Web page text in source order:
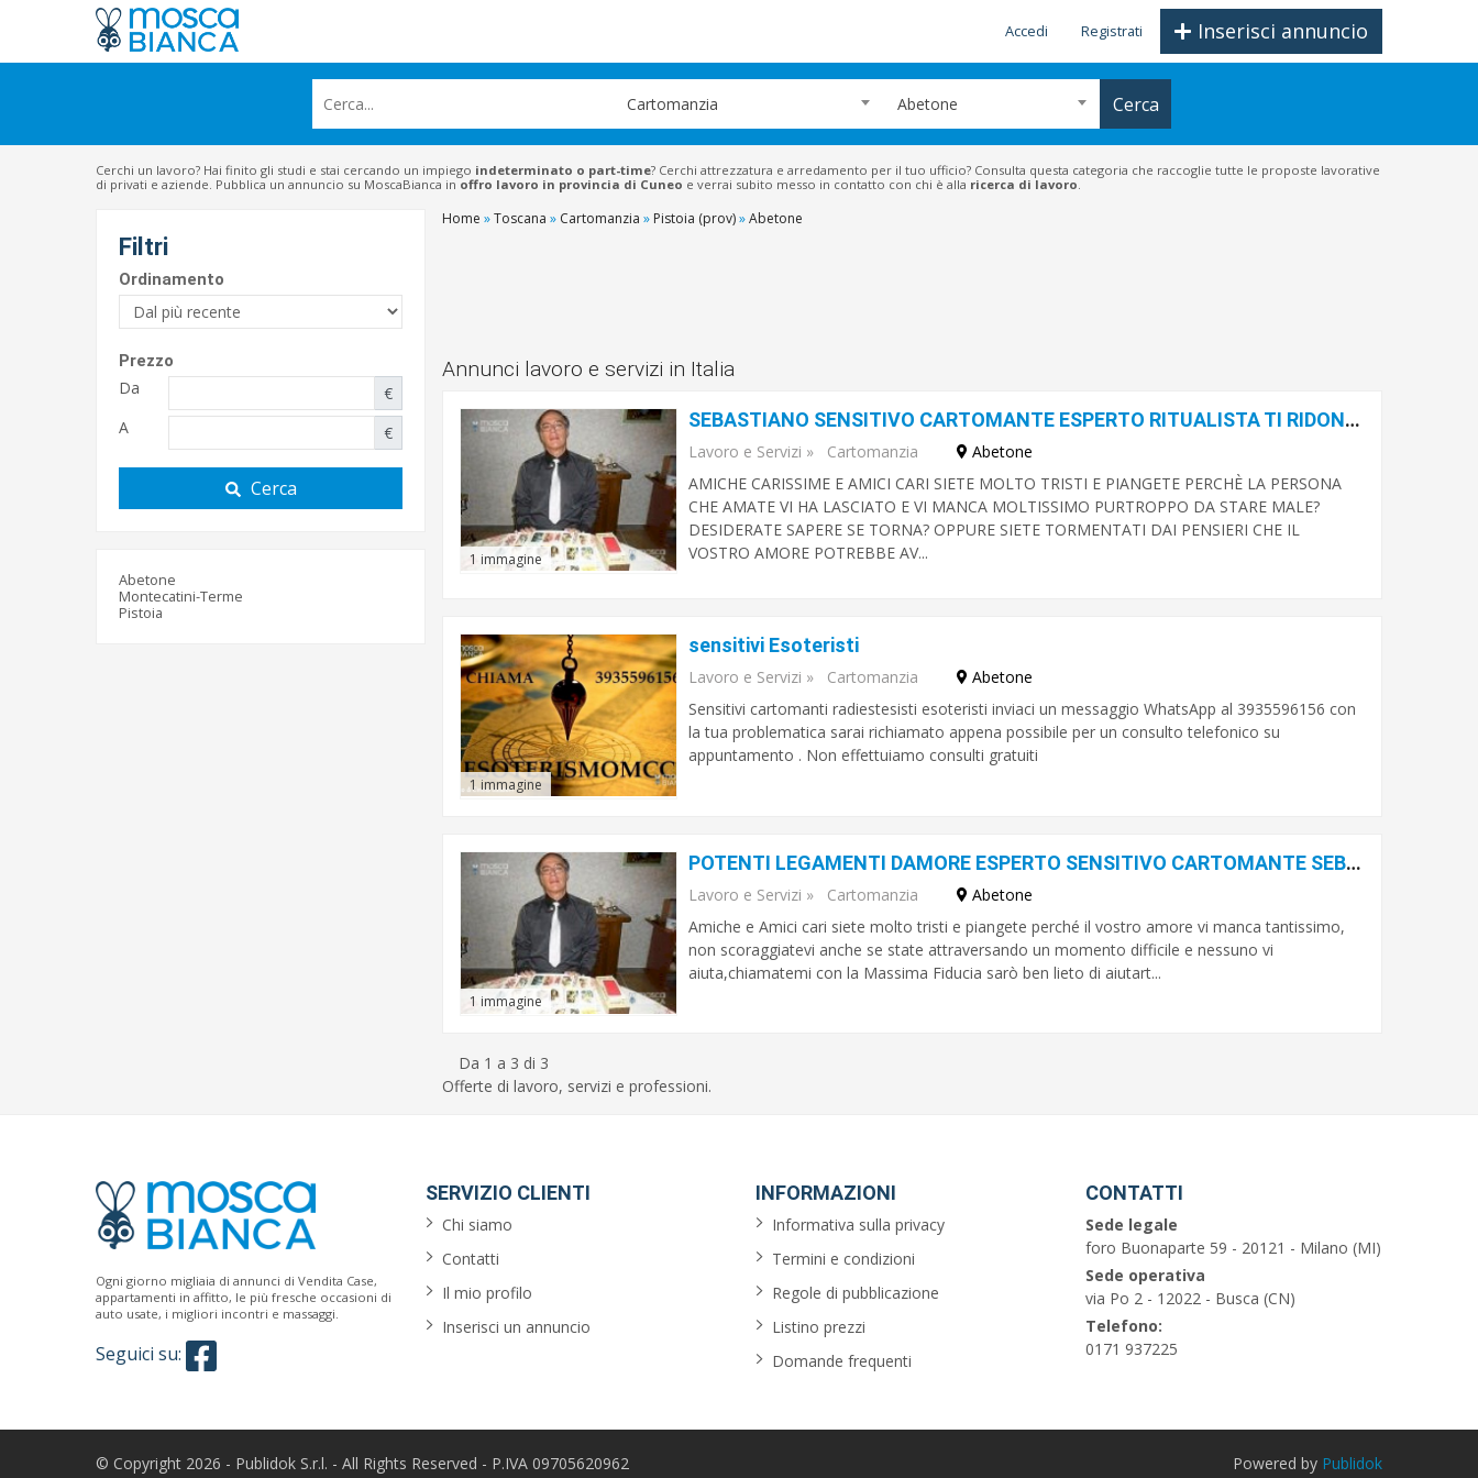
Inserisci annuncio
Accedi Registrati
Cartomanzia Abetone Cerca
Cerchi un lavoro? Hai finito gli studi e stai cercando un impiego indeterminato o part-time? Cerchi attrezzatura e arredamento per il tuo ufficio? Consulta questa categoria che raccoglie tutte le proposte lavorative
di privati e aziende. Pubblica un annuncio su MoscaBianca in offro lavoro in provincia di Cuneo e verrai subito messo in contatto con chi è alla ricerca di lavoro.
Filtri
Ordinamento
Prezzo
Da
€
A
€
Cerca
Abetone
Montecatini-Terme
Pistoia
Home »Toscana » Cartomanzia » Pistoia (prov)»Abetone
Annunci lavoro e servizi in Italia
1 immagine
SEBASTIANO SENSITIVO CARTOMANTE ESPERTO RITUALISTA TI RIDONA IL TUO AMORE
Lavoro e Servizi » Cartomanzia
Abetone
AMICHE CARISSIME E AMICI CARI SIETE MOLTO TRISTI E PIANGETE PERCHÈ LA PERSONA
CHE AMATE VI HA LASCIATO E VI MANCA MOLTISSIMO PURTROPPO DA STARE MALE?
DESIDERATE SAPERE SE TORNA? OPPURE SIETE TORMENTATI DAI PENSIERI CHE IL
VOSTRO AMORE POTREBBE AV...
1 immagine
sensitivi Esoteristi
Lavoro e Servizi » Cartomanzia
Abetone
Sensitivi cartomanti radiestesisti esoteristi inviaci un messaggio WhatsApp al 3935596156 con
la tua problematica sarai richiamato appena possibile per un consulto telefonico su
appuntamento . Non effettuiamo consulti gratuiti
1 immagine
POTENTI LEGAMENTI DAMORE ESPERTO SENSITIVO CARTOMANTE SEBASTIANO
Lavoro e Servizi » Cartomanzia
Abetone
Amiche e Amici cari siete molto tristi e piangete perché il vostro amore vi manca tantissimo,
non scoraggiatevi anche se state attraversando un momento difficile e nessuno vi
aiuta,chiamatemi con la Massima Fiducia sarò ben lieto di aiutart...
Da 1 a 3 di 3
Offerte di lavoro, servizi e professioni.
Ogni giorno migliaia di annunci di Vendita Case,
appartamenti in affitto, le più fresche occasioni di
auto usate, i migliori incontri e massaggi.
Seguici su:
SERVIZIO CLIENTI
Chi siamo
Contatti
Il mio profilo
Inserisci un annuncio
INFORMAZIONI
Informativa sulla privacy
Termini e condizioni
Regole di pubblicazione
Listino prezzi
Domande frequenti
CONTATTI
Sede legale
foro Buonaparte 59 - 20121 - Milano (MI)
Sede operativa
via Po 2 - 12022 - Busca (CN)
Telefono:
0171 937225
© Copyright 2026 - Publidok S.r.l. - All Rights Reserved - P.IVA 09705620962 Powered by Publidok